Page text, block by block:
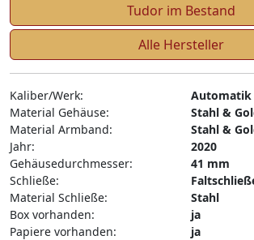
Tudor im Bestand
Alle Hersteller
Kaliber/Werk:
Automatik
Material Gehäuse:
Stahl &
Material Armband:
Stahl &
Jahr:
2020
Gehäusedurchmesser:
41 mm
Schließe:
Material Schließe:
Stahl
Box vorhanden:
ja
Papiere vorhanden:
ja